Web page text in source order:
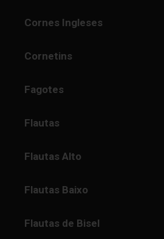
Cornes Ingleses
Cornetins
Fagotes
Flautas
Flautas Alto
Flautas Baixo
Flautas de Bisel